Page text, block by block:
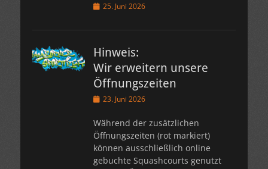
Veröffentlicht
25. Juni 2026
Hinweis:
Wir erweitern unsere
Öffnungszeiten
Veröffentlicht
23. Juni 2026
Während der zusätzlichen
Öffnungszeiten (rot markiert)
können ausschließlich online
gebuchte Squashcourts genutzt